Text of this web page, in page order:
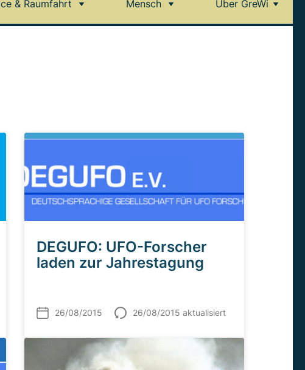
& Raumfahrt Mensch Über GreWi
DEGUFO: UFO-Forscher
laden zur Jahrestagung
26/08/2015 26/08/2015 aktualisiert